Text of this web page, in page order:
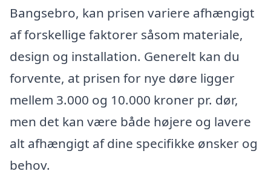
Bangsebro, kan prisen variere afhængigt
af forskellige faktorer såsom materiale,
design og installation. Generelt kan du
forvente, at prisen for nye døre ligger
mellem 3.000 og 10.000 kroner pr. dør,
men det kan være både højere og lavere
alt afhængigt af dine specifikke ønsker og
behov.